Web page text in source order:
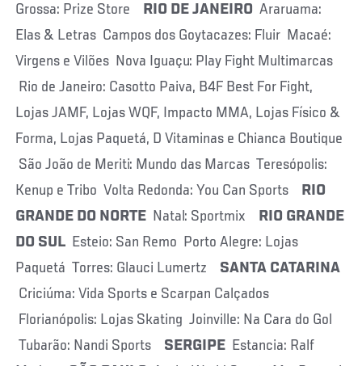
Grossa: Prize Store
RIO DE JANEIRO Araruama:
Elas & Letras Campos dos Goytacazes: Fluir Macaé:
Virgens e Vilões Nova Iguaçu: Play Fight Multimarcas
Rio de Janeiro: Casotto Paiva, B4F Best For Fight,
Lojas JAMF, Lojas WQF, Impacto MMA, Lojas Físico &
Forma, Lojas Paquetá, D Vitaminas e Chianca Boutique
São João de Meriti: Mundo das Marcas Teresópolis:
Kenup e Tribo Volta Redonda: You Can Sports
RIO
GRANDE DO NORTE Natal: Sportmix
RIO GRANDE
DO SUL Esteio: San Remo Porto Alegre: Lojas
Paquetá Torres: Glauci Lumertz SANTA CATARINA
Criciúma: Vida Sports e Scarpan Calçados
Florianópolis: Lojas Skating Joinville: Na Cara do Gol
Tubarão: Nandi Sports SERGIPE Estancia: Ralf